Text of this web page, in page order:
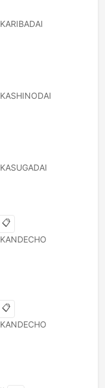
KARIBADAI
KASHINODAI
KASUGADAI
📋
KANDECHO
📋
KANDECHO